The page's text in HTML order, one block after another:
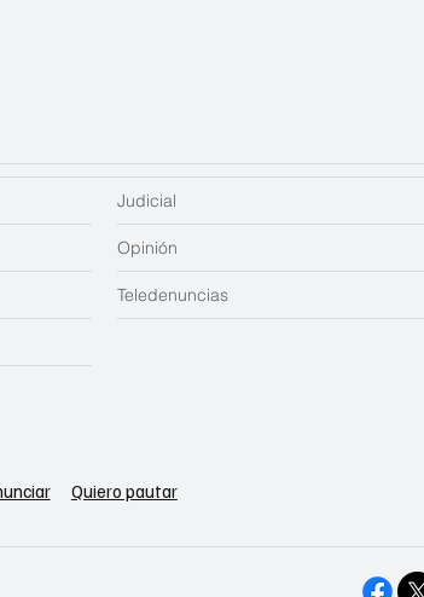
Judicial
Opinión
Teledenuncias
Quiero pautar